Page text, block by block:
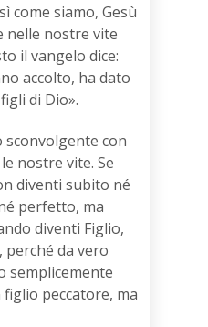
come siamo, Gesù
nelle nostre vite
il vangelo dice:
accolto, ha dato
di Dio».
sconvolgente con
nostre vite. Se
diventi subito né
perfetto, ma
diventi Figlio,
perché da vero
semplicemente
peccatore, ma